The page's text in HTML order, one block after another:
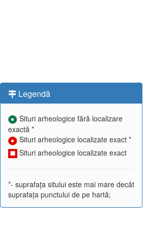
Legendă
Situri arheologice fără localizare
exactă *
Situri arheologice localizate exact *
Situri arheologice localizate exact
*- suprafața sitului este mai mare decât
suprafața punctului de pe hartă;